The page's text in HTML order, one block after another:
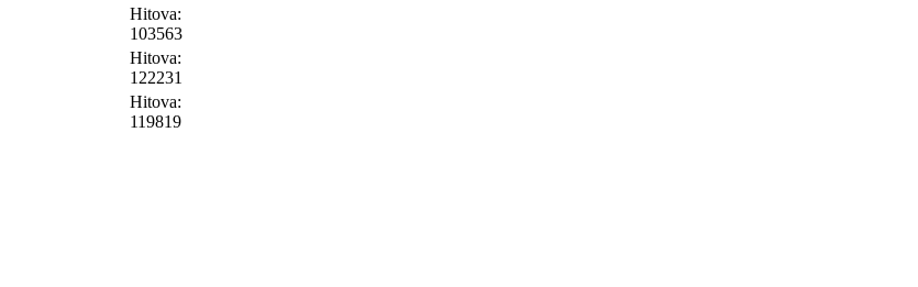
Hitova:
103563
Hitova:
122231
Hitova:
119819